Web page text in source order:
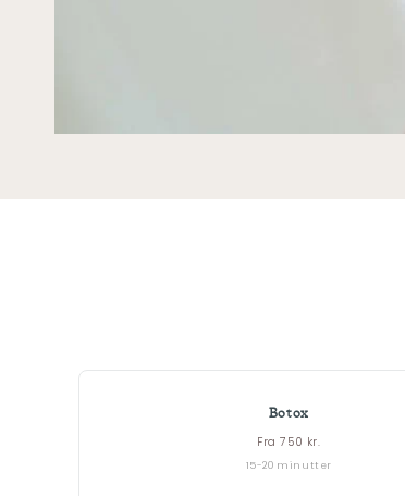
Botox
Fra 750 kr.
15-20 minutter